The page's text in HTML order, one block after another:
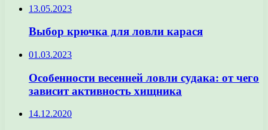
13.05.2023
Выбор крючка для ловли карася
01.03.2023
Особенности весенней ловли судака: от чего
зависит активность хищника
14.12.2020